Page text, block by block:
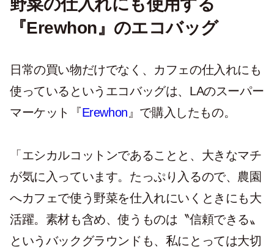
野菜の仕入れにも使用する
『Erewhon』のエコバッグ
日常の買い物だけでなく、カフェの仕入れにも
使っているというエコバッグは、LAのスーパー
マーケット『Erewhon 』で購入したもの。
「エシカルコットンであることと、大きなマチ
が気に入っています。たっぷり入るので、農園
へカフェで使う野菜を仕入れにいくときにも大
活躍。素材も含め、使うものは〝信頼できる〟
というバックグラウンドも、私にとっては大切